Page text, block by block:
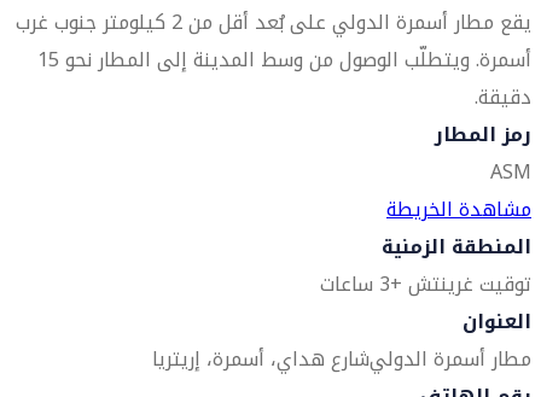
يقع مطار أسمرة الدولي على بُعد أقل من 2 كيلومتر جنوب غرب
أسمرة. ويتطلّب الوصول من وسط المدينة إلى المطار نحو 15
دقيقة.
رمز المطار
ASM
مشاهدة الخريطة
المنطقة الزمنية
توقيت غرينتش +3 ساعات
العنوان
مطار أسمرة الدوليشارع هداي، أسمرة، إريتريا